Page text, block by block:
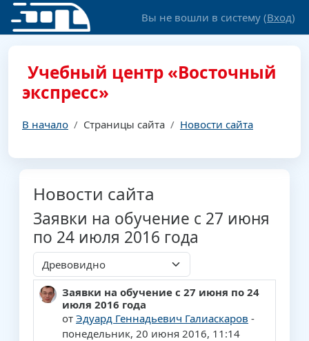
Перейти к основному содержанию
Вы не вошли в систему (Вход)
Учебный центр «Восточный
экспресс»
В начало Страницы сайта Новости сайта
Новости сайта
Заявки на обучение с 27 июня
по 24 июля 2016 года
Режим отображения
Заявки на обучение с 27 июня по 24
июля 2016 года
отЭдуард Геннадьевич Галиаскаров -
понедельник, 20 июня 2016, 11:14
Количество ответов: 0